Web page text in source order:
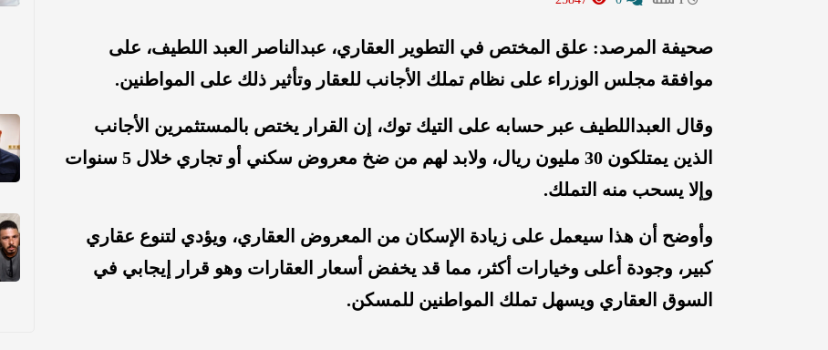
صحيفة المرصد: علق المختص في التطوير العقاري، عبدالناصر العبد اللطيف، على
موافقة مجلس الوزراء على نظام تملك الأجانب للعقار وتأثير ذلك على المواطنين.
وقال العبداللطيف عبر حسابه على التيك توك، إن القرار يختص بالمستثمرين الأجانب
الذين يمتلكون 30 مليون ريال، ولابد لهم من ضخ معروض سكني أو تجاري خلال 5 سنوات
وإلا يسحب منه التملك.
وأوضح أن هذا سيعمل على زيادة الإسكان من المعروض العقاري، ويؤدي لتنوع عقاري
كبير، وجودة أعلى وخيارات أكثر، مما قد يخفض أسعار العقارات وهو قرار إيجابي في
السوق العقاري ويسهل تملك المواطنين للمسكن.